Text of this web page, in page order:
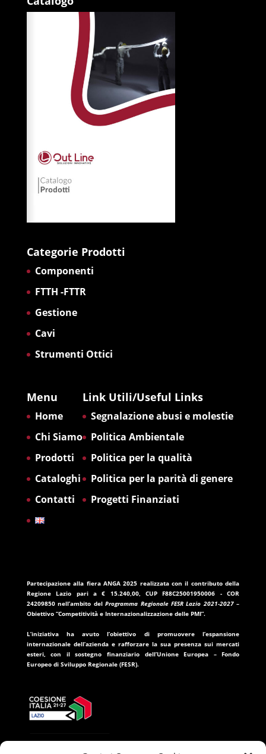
Categorie Prodotti
Componenti
FTTH -FTTR
Gestione
Cavi
Strumenti Ottici
Menu
Home
Chi Siamo
Prodotti
Cataloghi
Contatti
Link Utili/Useful Links
Segnalazione abusi e molestie
Politica Ambientale
Politica per la qualità
Politica per la parità di genere
Progetti Finanziati
Partecipazione alla fiera ANGA 2025 realizzata con il contributo della
Regione Lazio pari a€ 15.240,00, CUPF88C25001950006 - COR
24209850nell’ambito delProgramma Regionale FESR Lazio 2021-2027–
Obiettivo “Competitività e Internazionalizzazione delle PMI”.
L’iniziativa ha avuto l’obiettivo di promuovere l’espansione
internazionale dell’azienda e rafforzare la sua presenza sui mercati
esteri, con il sostegno finanziario dell’Unione Europea – Fondo
Europeo di Sviluppo Regionale (FESR).